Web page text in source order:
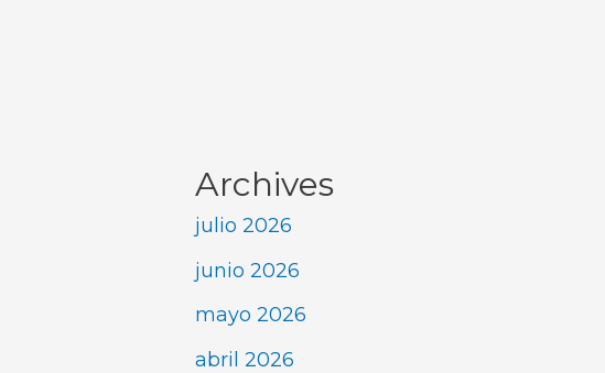
Archives
julio 2026
junio 2026
mayo 2026
abril 2026